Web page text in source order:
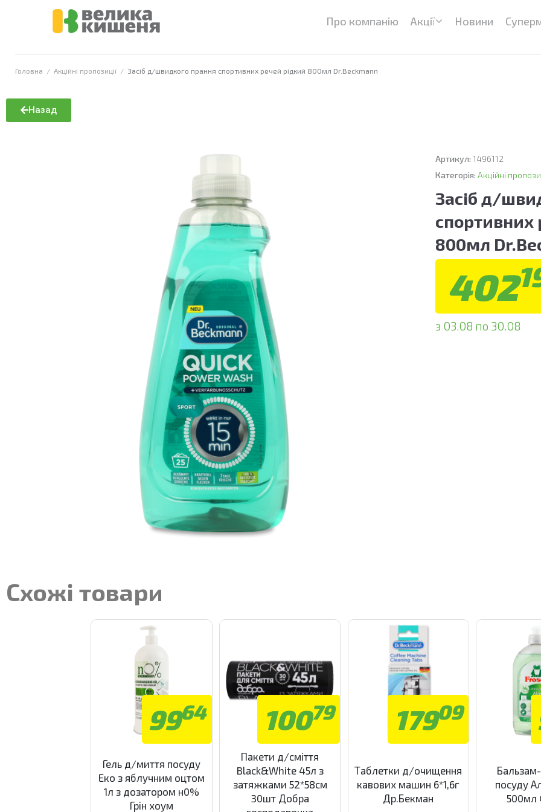
Про компанію Акції Новини
Головна / Акційні пропозиції / Засіб д/швидкого прання спортивних речей рідкий 800мл Dr.Beckmann
Назад
Артикул:1496112
Категорія:Акційні
Засіб д/
спортивних
800мл
402
з 03.08 по 30.08
Схожі товари
9964
Гель д/миття посуду
Еко з яблучним оцтом
1л з дозатором н0%
Грін хоум
10079
Пакети д/сміття
Black&White 45л з
затяжками 52*58см
30шт Добра
17909
Таблетки д/очищення
кавових машин 6*1,6г
Др.Бекман
посуду